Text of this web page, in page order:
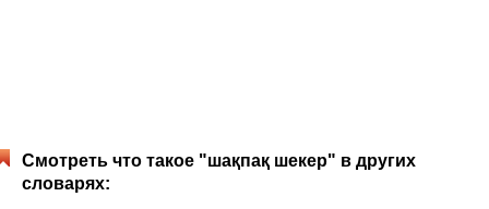
Смотреть что такое "шақпақ шекер" в других
словарях: